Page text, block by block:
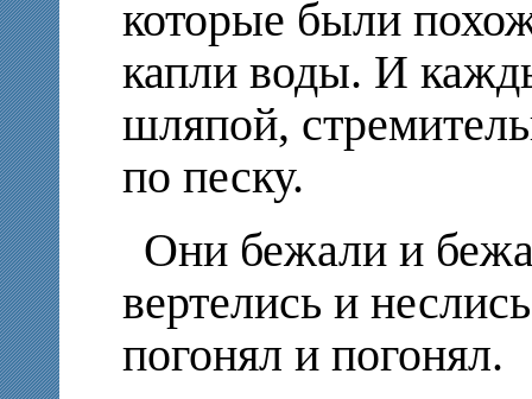
которые были
капли воды. И
шляпой,
по песку.
Они бежали и
вертелись и
погонял и погонял.